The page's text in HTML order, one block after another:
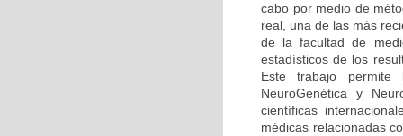
cabo por medio de
real, una de las más
de la facultad de
estadísticos de los
Este trabajo permite
NeuroGenética y
científicas
médicas relacionadas